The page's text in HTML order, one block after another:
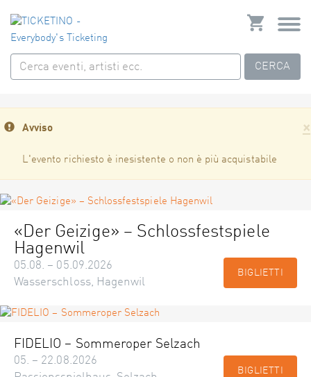
CERCA
×
Avviso
L'evento richiesto è inesistente o non è più acquistabile
«Der Geizige» – Schlossfestspiele
Hagenwil
05.08. – 05.09.2026
Wasserschloss, Hagenwil
BIGLIETTI
FIDELIO – Sommeroper Selzach
05. – 22.08.2026
BIGLIETTI